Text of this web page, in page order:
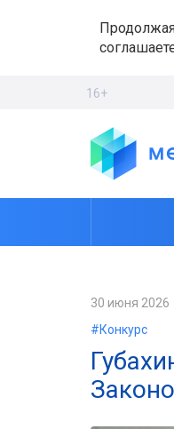
16+
30 июня 2026
#Конкурс